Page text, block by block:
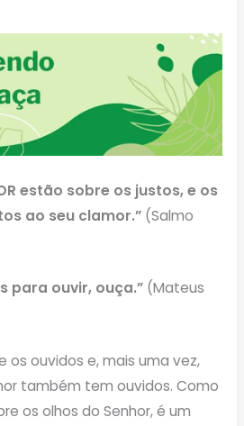
estão sobre os justos, e os
ao seu clamor.”(Salmo
para ouvir, ouça.”(Mateus
os ouvidos e, mais uma vez,
também tem ouvidos. Como
os olhos do Senhor, é um